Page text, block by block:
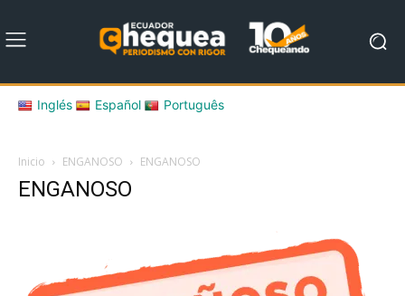
Inglés Español Português
Inicio ENGANOSO ENGANOSO
ENGANOSO